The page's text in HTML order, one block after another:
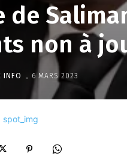
de
non à
INFO - 6 MARS 2023